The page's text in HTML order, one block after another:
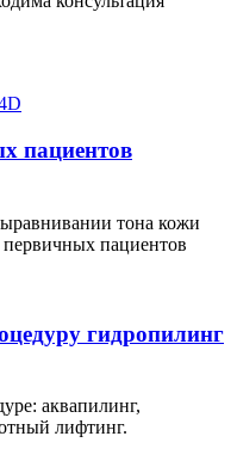
пациентов
тона кожи
первичных пациентов
гидропилинг
аквапилинг,
лифтинг.